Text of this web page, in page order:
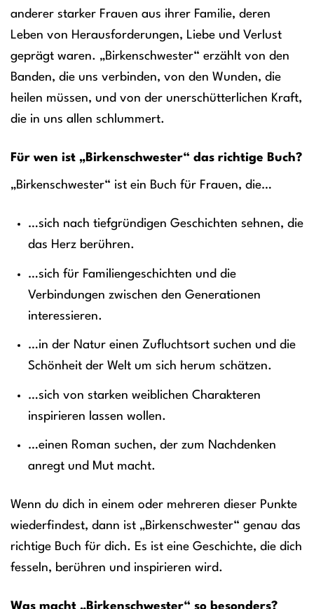
anderer starker Frauen aus ihrer Familie, deren
Leben von Herausforderungen, Liebe und Verlust
geprägt waren. „Birkenschwester“ erzählt von den
Banden, die uns verbinden, von den Wunden, die
heilen müssen, und von der unerschütterlichen Kraft,
die in uns allen schlummert.
Für wen ist „Birkenschwester“ das richtige Buch?
„Birkenschwester“ ist ein Buch für Frauen, die…
…sich nach tiefgründigen Geschichten sehnen, die
das Herz berühren.
…sich für Familiengeschichten und die
Verbindungen zwischen den Generationen
interessieren.
…in der Natur einen Zufluchtsort suchen und die
Schönheit der Welt um sich herum schätzen.
…sich von starken weiblichen Charakteren
inspirieren lassen wollen.
…einen Roman suchen, der zum Nachdenken
anregt und Mut macht.
Wenn du dich in einem oder mehreren dieser Punkte
wiederfindest, dann ist „Birkenschwester“ genau das
richtige Buch für dich. Es ist eine Geschichte, die dich
fesseln, berühren und inspirieren wird.
Was macht „Birkenschwester“ so besonders?